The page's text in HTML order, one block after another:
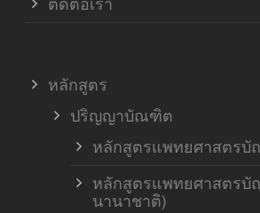
หลักสูตร
ปริญญาบัณฑิต
หลักสูตรแพทยศาสตร
หลักสูตรแพทยศาสตร
นานาชาติ)